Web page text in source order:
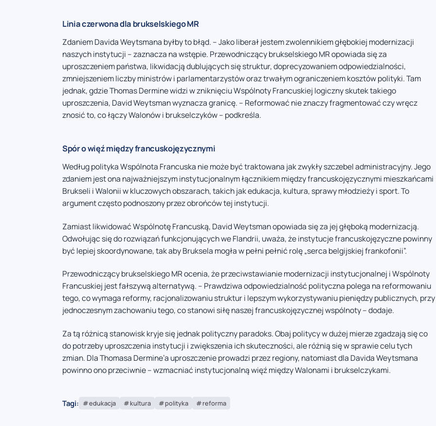
Linia czerwona dla brukselskiego MR
Zdaniem Davida Weytsmana byłby to błąd. – Jako liberał jestem zwolennikiem głębokiej modernizacji
naszych instytucji – zaznacza na wstępie. Przewodniczący brukselskiego MR opowiada się za
uproszczeniem państwa, likwidacją dublujących się struktur, doprecyzowaniem odpowiedzialności,
zmniejszeniem liczby ministrów i parlamentarzystów oraz trwałym ograniczeniem kosztów polityki. Tam
jednak, gdzie Thomas Dermine widzi w zniknięciu Wspólnoty Francuskiej logiczny skutek takiego
uproszczenia, David Weytsman wyznacza granicę. – Reformować nie znaczy fragmentować czy wręcz
znosić to, co łączy Walonów i brukselczyków – podkreśla.
Spór o więź między francuskojęzycznymi
Według polityka Wspólnota Francuska nie może być traktowana jak zwykły szczebel administracyjny. Jego
zdaniem jest ona najważniejszym instytucjonalnym łącznikiem między francuskojęzycznymi mieszkańcami
Brukseli i Walonii w kluczowych obszarach, takich jak edukacja, kultura, sprawy młodzieży i sport. To
argument często podnoszony przez obrońców tej instytucji.
Zamiast likwidować Wspólnotę Francuską, David Weytsman opowiada się za jej głęboką modernizacją.
Odwołując się do rozwiązań funkcjonujących we Flandrii, uważa, że instytucje francuskojęzyczne powinny
być lepiej skoordynowane, tak aby Bruksela mogła w pełni pełnić rolę „serca belgijskiej frankofonii”.
Przewodniczący brukselskiego MR ocenia, że przeciwstawianie modernizacji instytucjonalnej i Wspólnoty
Francuskiej jest fałszywą alternatywą. – Prawdziwa odpowiedzialność polityczna polega na reformowaniu
tego, co wymaga reformy, racjonalizowaniu struktur i lepszym wykorzystywaniu pieniędzy publicznych, przy
jednoczesnym zachowaniu tego, co stanowi siłę naszej francuskojęzycznej wspólnoty – dodaje.
Za tą różnicą stanowisk kryje się jednak polityczny paradoks. Obaj politycy w dużej mierze zgadzają się co
do potrzeby uproszczenia instytucji i zwiększenia ich skuteczności, ale różnią się w sprawie celu tych
zmian. Dla Thomasa Dermine’a uproszczenie prowadzi przez regiony, natomiast dla Davida Weytsmana
powinno ono przeciwnie – wzmacniać instytucjonalną więź między Walonami i brukselczykami.
Tagi: edukacja kultura polityka reforma